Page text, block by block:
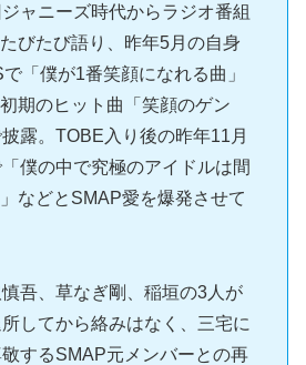
ャニーズ時代からラジオ番組
びたび語り、昨年5月の自身
「僕が1番笑顔になれる曲」
期のヒット曲「笑顔のゲン
露。TOBE入り後の昨年11月
僕の中で究極のアイドルは間
などとSMAP愛を爆発させて
吾、草なぎ剛、稲垣の3人が
所してから絡みはなく、三宅に
するSMAP元メンバーとの再